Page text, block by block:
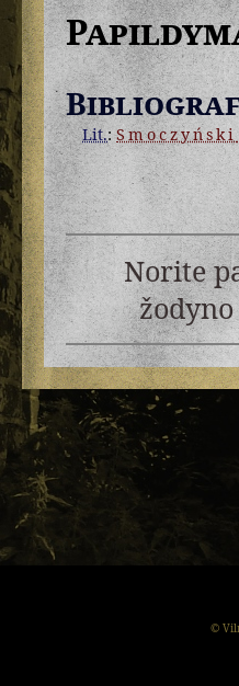
Lit.:Smoczyński
Norite
©